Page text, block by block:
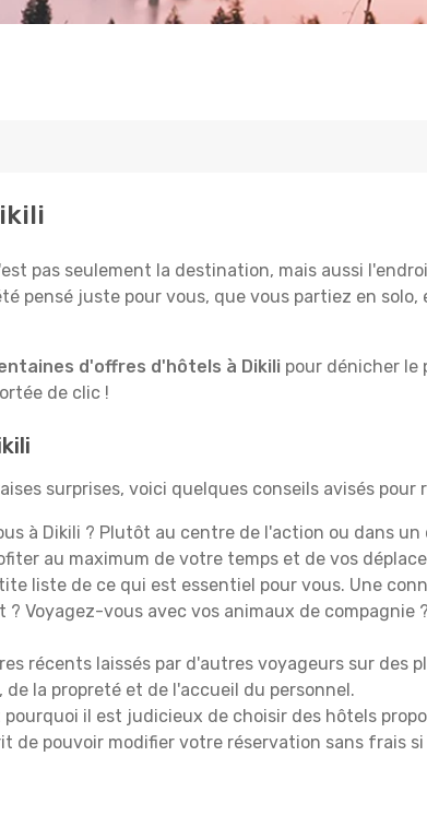
pas seulement la destination, mais aussi
pensé juste pour vous, que vous partiez en solo,
d'offres d'hôtels à Dikili pour dénicher le
de clic !
surprises, voici quelques conseils avisés
à Dikili ? Plutôt au centre de l'action ou dans
au maximum de votre temps et de vos
liste de ce qui est essentiel pour vous. Une
Voyagez-vous avec vos animaux de compagnie
récents laissés par d'autres voyageurs sur des
la propreté et de l'accueil du personnel.
il est judicieux de choisir des hôtels
pouvoir modifier votre réservation sans frais si